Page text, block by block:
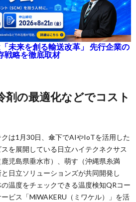
未来を創る輸送改革」 先行企業の
戦略を徹底取材
は1月30日、傘下でAIやIoTを活用した
を展開している日立ハイテクネクサス
児島県垂水市）、萌す（沖縄県糸満
日立ソリューションズが共同開発し
温度をチェックできる温度検知QRコー
ビス「MiWAKERU（ミワケル）」を活